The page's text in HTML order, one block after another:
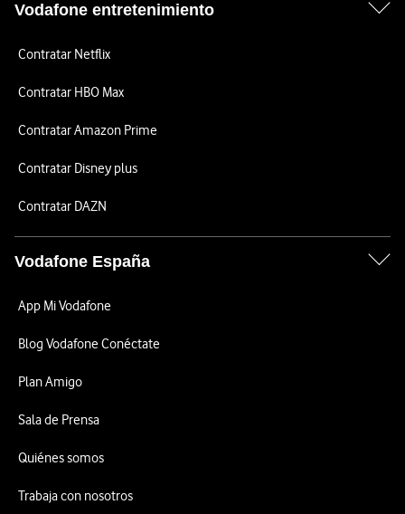
Vodafone entretenimiento
Contratar Netflix
Contratar HBO Max
Contratar Amazon Prime
Contratar Disney plus
Contratar DAZN
Vodafone España
App Mi Vodafone
Blog Vodafone Conéctate
Plan Amigo
Sala de Prensa
Quiénes somos
Trabaja con nosotros